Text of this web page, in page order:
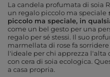
La candela profumata di soia
un regalo piccolo ma speciale
piccolo ma speciale, in
come un bel gesto per una
regalo per sé stessi. Il suo
marmellata di rose fa
l'ideale per chi apprezza l'alta
con cera di soia ecologica.
a casa propria.